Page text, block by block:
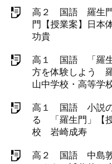
高２ 国語 羅生
門【授業案】日本
功貴
高１ 国語 「羅生
方を体験しよう
山中学校・高等学
高１ 国語 小説の
る 「羅生門」【
校 岩崎成寿
高２ 国語 中島敦